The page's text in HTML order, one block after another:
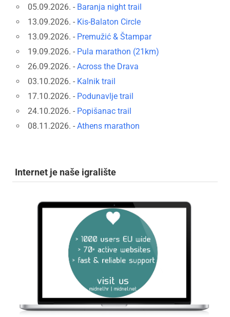
05.09.2026. - Baranja night trail
13.09.2026. - Kis-Balaton Circle
13.09.2026. - Premužić & Štampar
19.09.2026. - Pula marathon (21km)
26.09.2026. - Across the Drava
03.10.2026. - Kalnik trail
17.10.2026. - Podunavlje trail
24.10.2026. - Popišanac trail
08.11.2026. - Athens marathon
Internet je naše igralište